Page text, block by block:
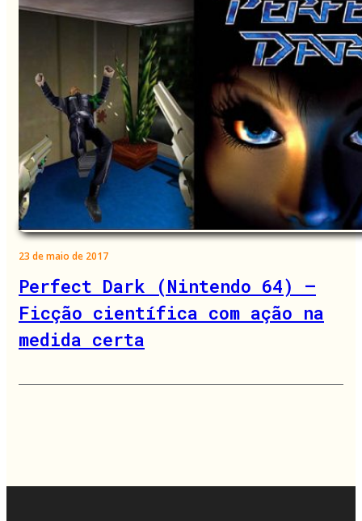
23 de maio de 2017
Perfect Dark (Nintendo 64) –
Ficção científica com ação na
medida certa